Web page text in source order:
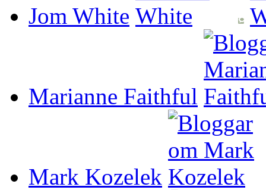
Jom White
Marianne Faithful
Mark Kozelek